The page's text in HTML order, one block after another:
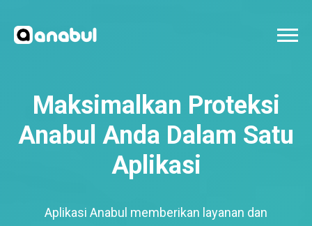
Maksimalkan Proteksi
Anabul Anda Dalam Satu
Aplikasi
Aplikasi Anabul memberikan layanan dan